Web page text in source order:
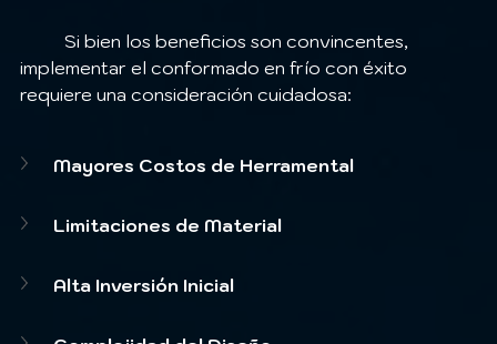
implementar el conformado en frío con éxito
requiere una consideración cuidadosa:
Mayores Costos de Herramental
Limitaciones de Material
Alta Inversión Inicial